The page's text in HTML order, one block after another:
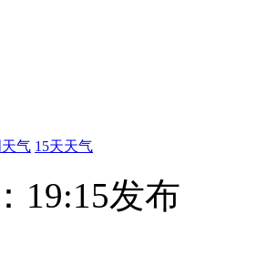
气 15天天气
19:15发布